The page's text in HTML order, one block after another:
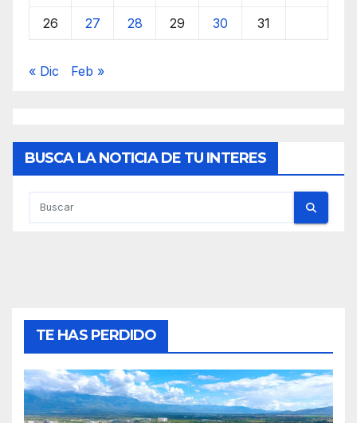
26 27 28 29 30 31
« Dic Feb »
BUSCA LA NOTICIA DE TU INTERES
TE HAS PERDIDO